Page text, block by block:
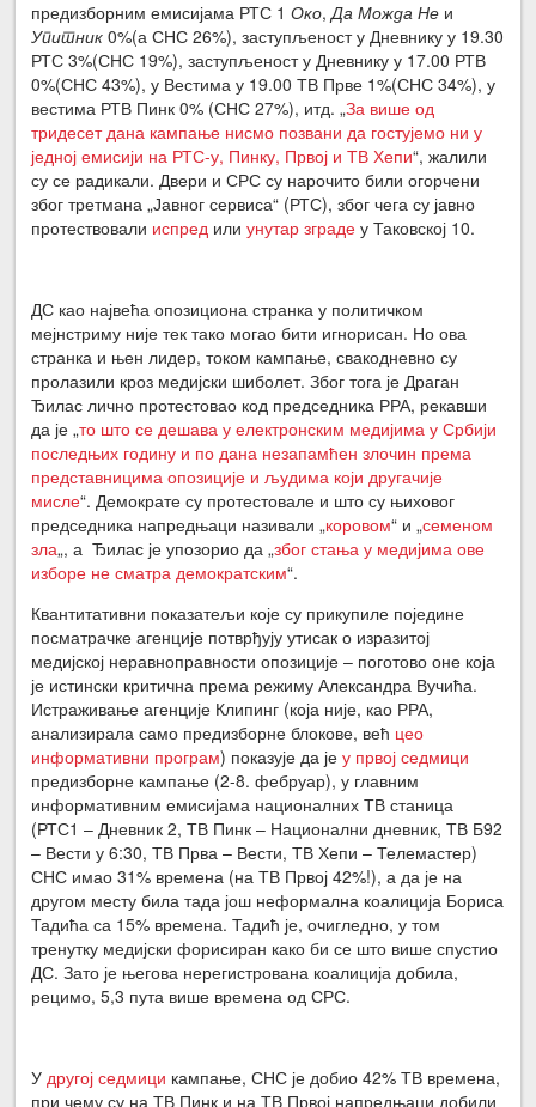
предизборним емисијама РТС 1Око,Да Можда Не и
Упитник0%(а СНС 26%), заступљеност у Дневнику у 19.30
РТС 3%(СНС 19%), заступљеност у Дневнику у 17.00 РТВ
0%(СНС 43%), у Вестима у 19.00 ТВ Прве 1%(СНС 34%), у
вестима РТВ Пинк 0% (СНС 27%), итд. „За више од
тридесет дана кампање нисмо позвани да гостујемо ни у
једној емисији на РТС-у, Пинку, Првој и ТВ Хепи“, жалили
су се радикали. Двери и СРС су нарочито били огорчени
због третмана „Јавног сервиса“ (РТС), због чега су јавно
протествовали испред илиунутар зграде у Таковској 10.
ДС као највећа опозициона странка у политичком
мејнстриму није тек тако могао бити игнорисан. Но ова
странка и њен лидер, током кампање, свакодневно су
пролазили кроз медијски шиболет. Због тога је Драган
Ђилас лично протестовао код председника РРА, рекавши
да је „то што се дешава у електронским медијима у Србији
последњих годину и по дана незапамћен злочин према
представницима опозиције и људима који другачије
мисле“. Демократе су протестовале и што су њиховог
председника напредњаци називали „коровом“ и „семеном
зла„, а Ђилас је упозорио да „због стања у медијима ове
изборе не сматра демократским“.
Квантитативни показатељи које су прикупиле поједине
посматрачке агенције потврђују утисак о изразитој
медијској неравноправности опозиције – поготово оне која
је истински критична према режиму Александра Вучића.
Истраживање агенције Клипинг (која није, као РРА,
анализирала само предизборне блокове, већ цео
информативни програм) показује да јеу првој седмици
предизборне кампање (2-8. фебруар), у главним
информативним емисијама националних ТВ станица
(РТС1 – Дневник 2, ТВ Пинк – Национални дневник, ТВ Б92
– Вести у 6:30, ТВ Прва – Вести, ТВ Хепи – Телемастер)
СНС имао 31% времена (на ТВ Првој 42%!), а да је на
другом месту била тада још неформална коалиција Бориса
Тадића са 15% времена. Тадић је, очигледно, у том
тренутку медијски форисиран како би се што више спустио
ДС. Зато је његова нерегистрована коалиција добила,
рецимо, 5,3 пута више времена од СРС.
У другој седмици кампање, СНС је добио 42% ТВ времена,
при чему су на ТВ Пинк и на ТВ Првој напредњаци добили